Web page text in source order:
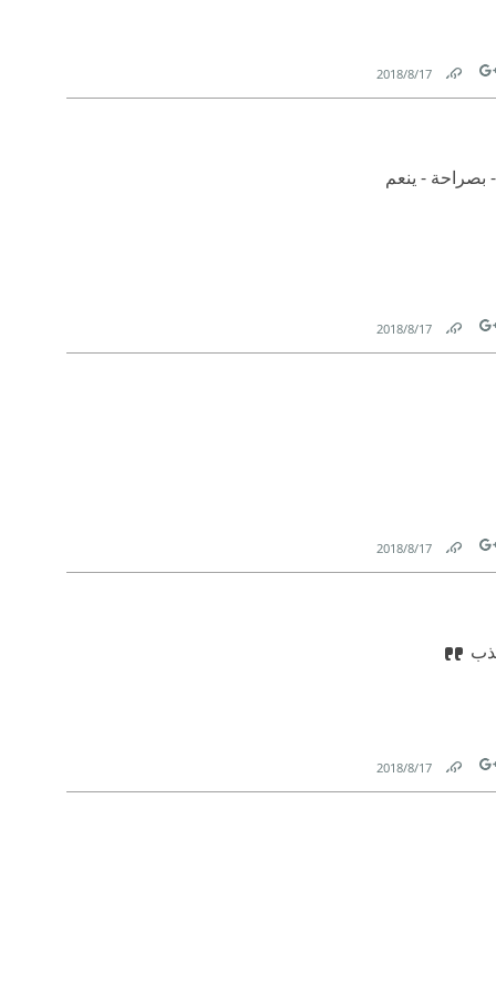
Link
17‏/8‏/2018
بصراحة - ينعم
Link
17‏/8‏/2018
Link
17‏/8‏/2018
Link
17‏/8‏/2018